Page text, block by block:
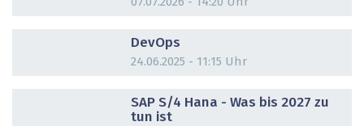
DevOps
24.06.2025 - 11:15 Uhr
SAP S/4 Hana - Was bis 2027 zu
tun ist